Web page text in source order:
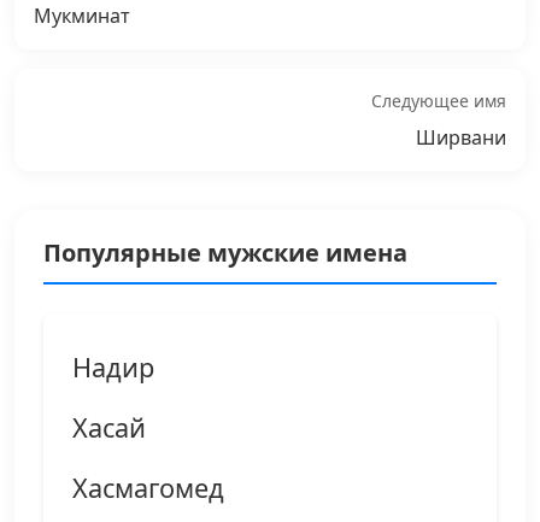
Мукминат
Следующее имя
Ширвани
Популярные мужские имена
Надир
Хасай
Хасмагомед